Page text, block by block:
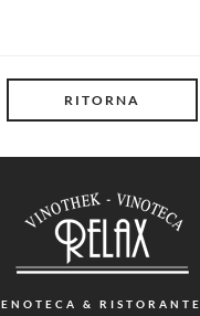
RITORNA
ENOTECA & RISTORANTE